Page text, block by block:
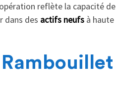
reflète la capacité de
dans des actifs neufsà haute